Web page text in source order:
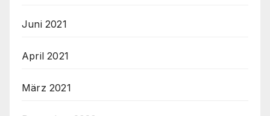
Juni 2021
April 2021
März 2021